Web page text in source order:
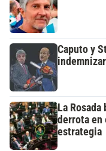
Caputo y
La
derrota en
estrategia